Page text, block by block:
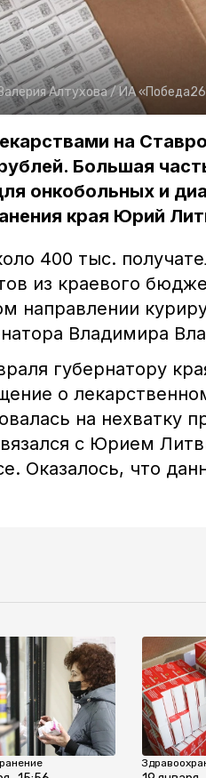
Алтухова /ИА
на
Большая
онкобольных и
края Юрий
400 тыс.
из краевого
направлении
Владимира
губернатору
о
на нехватку
с Юрием
Оказалось, что